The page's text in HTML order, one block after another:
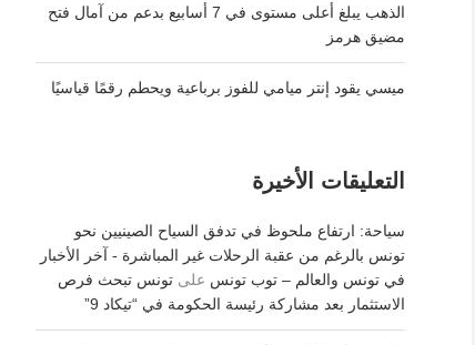
الذهب يبلغ أعلى مستوى في 7 أسابيع بدعم من آمال فتح
مضيق هرمز
ميسي يقود إنتر ميامي للفوز برباعية ويحطم رقمًا قياسيًا
التعليقات الأخيرة
سياحة: ارتفاع ملحوظ في تدفق السياح الصينيين نحو
تونس بالرغم من عقبة الرحلات غير المباشرة - آخر الأخبار
في تونس والعالم – توب تونس علىتونس تبحث فرص
الاستثمار بعد مشاركة رئيسة الحكومة في “تيكاد 9”